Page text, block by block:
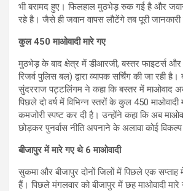
भी बरामद हुए। फिलहाल मुठभेड़ रुक गई है और
रहे है। जैसे ही जवान वापस लौटेंगे तब पूरी जानकारी
कुल 450 माओवादी मारे गए
मुठभेड़ के बाद क्षेत्र में डीआरजी, बस्तर फाइटर्स
रिजर्व पुलिस बल) द्वारा व्यापक सर्चिंग की जा रही
सुंदरराज पट्टलिंगम ने कहा कि बस्तर में माओवाद
पिछले दो वर्ष में विभिन्न स्तरों के कुल 450
कमजोरी स्पष्ट कर दी है। उन्होंने कहा कि अब
छोड़कर पुनर्वास नीति अपनाने के अलावा कोई विकल्प
बीजापुर में मारे गए थे 6 माओवादी
सुकमा और बीजापुर दोनों जिलों में पिछले एक सप्ताह
हैं। पिछले मंगलवार को बीजापुर में छह माओवादी